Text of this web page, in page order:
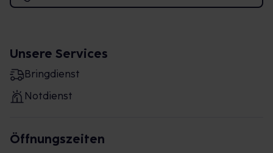
Unsere Services
Bringdienst
Notdienst
Öffnungszeiten